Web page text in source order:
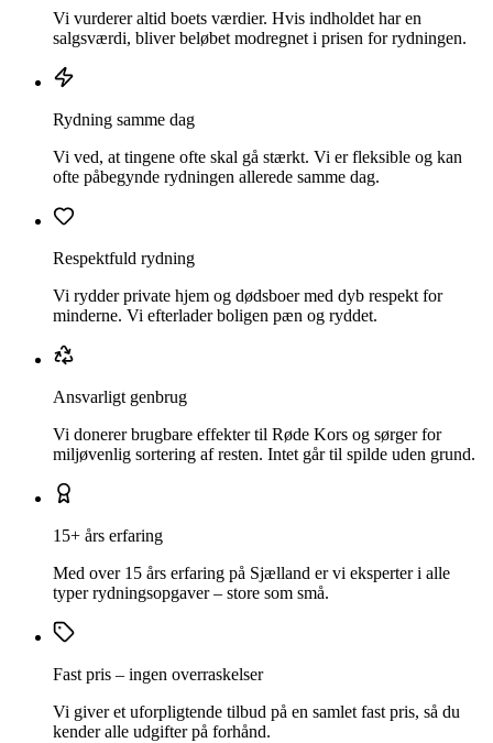
Vi vurderer altid boets værdier. Hvis indholdet har en
salgsværdi, bliver beløbet modregnet i prisen for rydningen.
Rydning samme dag
Vi ved, at tingene ofte skal gå stærkt. Vi er fleksible og kan
ofte påbegynde rydningen allerede samme dag.
Respektfuld rydning
Vi rydder private hjem og dødsboer med dyb respekt for
minderne. Vi efterlader boligen pæn og ryddet.
Ansvarligt genbrug
Vi donerer brugbare effekter til Røde Kors og sørger for
miljøvenlig sortering af resten. Intet går til spilde uden grund.
15+ års erfaring
Med over 15 års erfaring på Sjælland er vi eksperter i alle
typer rydningsopgaver – store som små.
Fast pris – ingen overraskelser
Vi giver et uforpligtende tilbud på en samlet fast pris, så du
kender alle udgifter på forhånd.